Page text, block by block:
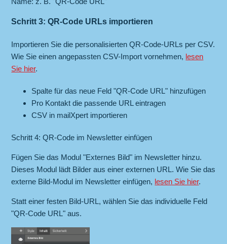
Schritt 3: QR-Code URLs importieren
Importieren Sie die personalisierten QR-Code-URLs per CSV.
Wie Sie einen angepassten CSV-Import vornehmen, lesen
Sie hier.
Spalte für das neue Feld "QR-Code URL" hinzufügen
Pro Kontakt die passende URL eintragen
CSV in mailXpert importieren
Schritt 4: QR-Code im Newsletter einfügen
Fügen Sie das Modul "Externes Bild" im Newsletter hinzu.
Dieses Modul lädt Bilder aus einer externen URL. Wie Sie das
externe Bild-Modul im Newsletter einfügen, lesen Sie hier.
Statt einer festen Bild-URL, wählen Sie das individuelle Feld
"QR-Code URL" aus.